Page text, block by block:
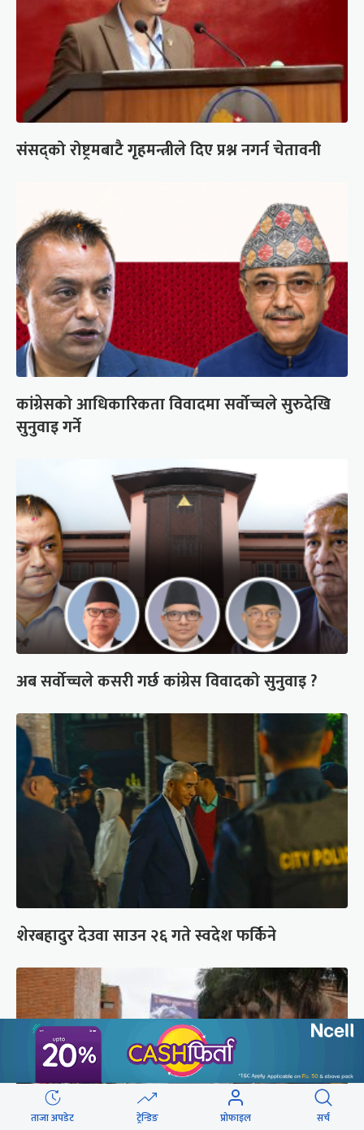
संसद्को रोष्ट्रमबाटै गृहमन्त्रीले दिए प्रश्न नगर्न चेतावनी
कांग्रेसको आधिकारिकता विवादमा सर्वोच्चले सुरुदेखि
सुनुवाइ गर्ने
अब सर्वोच्चले कसरी गर्छ कांग्रेस विवादको सुनुवाइ ?
शेरबहादुर देउवा साउन २६ गते स्वदेश फर्किने
ताजा अपडेट ट्रेन्डिङ प्रोफाइल सर्च